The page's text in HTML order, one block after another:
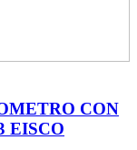
CON
EISCO